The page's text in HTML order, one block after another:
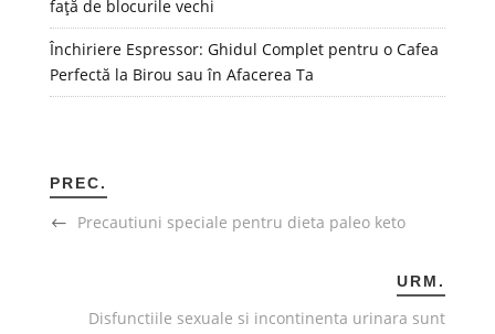
față de blocurile vechi
Închiriere Espressor: Ghidul Complet pentru o Cafea
Perfectă la Birou sau în Afacerea Ta
PREC.
Precautiuni speciale pentru dieta paleo keto
URM.
Disfunctiile sexuale si incontinenta urinara sunt